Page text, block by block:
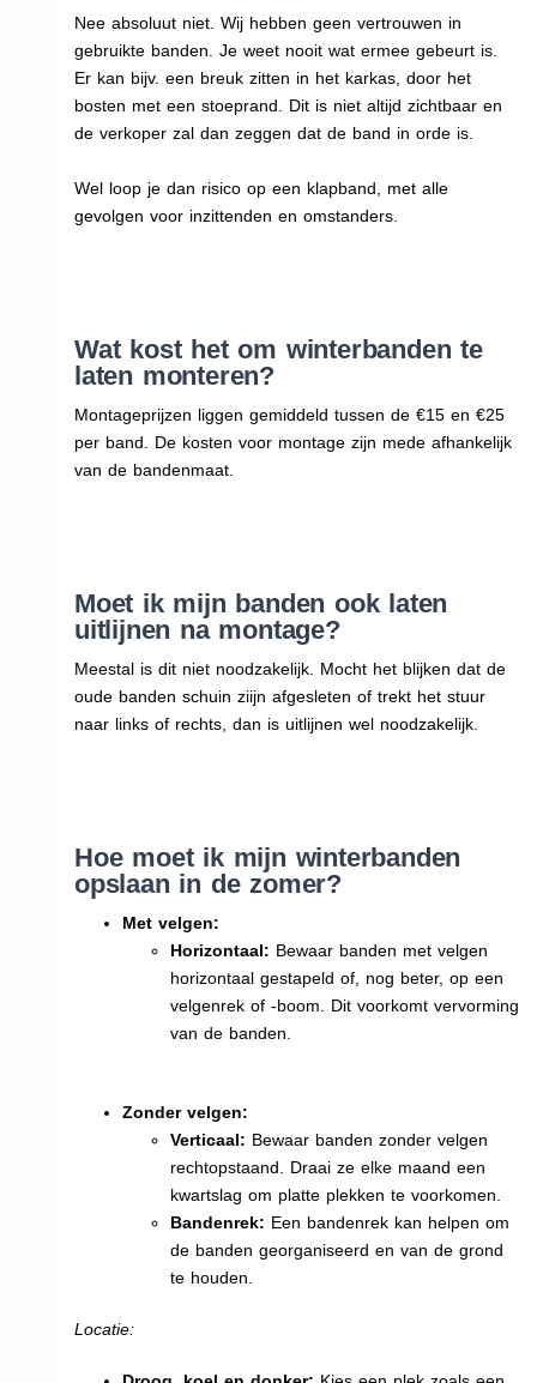
Nee absoluut niet. Wij hebben geen vertrouwen in
gebruikte banden. Je weet nooit wat ermee gebeurt is.
Er kan bijv. een breuk zitten in het karkas, door het
bosten met een stoeprand. Dit is niet altijd zichtbaar en
de verkoper zal dan zeggen dat de band in orde is.
Wel loop je dan risico op een klapband, met alle
gevolgen voor inzittenden en omstanders.
Wat kost het om winterbanden te
laten monteren?
Montageprijzen liggen gemiddeld tussen de €15 en €25
per band. De kosten voor montage zijn mede afhankelijk
van de bandenmaat.
Moet ik mijn banden ook laten
uitlijnen na montage?
Meestal is dit niet noodzakelijk. Mocht het blijken dat de
oude banden schuin ziijn afgesleten of trekt het stuur
naar links of rechts, dan is uitlijnen wel noodzakelijk.
Hoe moet ik mijn winterbanden
opslaan in de zomer?
Met velgen:
Horizontaal: Bewaar banden met velgen
horizontaal gestapeld of, nog beter, op een
velgenrek of -boom. Dit voorkomt vervorming
van de banden.
Zonder velgen:
Verticaal: Bewaar banden zonder velgen
rechtopstaand. Draai ze elke maand een
kwartslag om platte plekken te voorkomen.
Bandenrek: Een bandenrek kan helpen om
de banden georganiseerd en van de grond
te houden.
Locatie: